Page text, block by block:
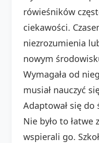
rówieśników
ciekawości.
niezrozumienia
nowym
Wymagała od
musiał nauczyć
Adaptował się
Nie było to łatwe
wspierali go.